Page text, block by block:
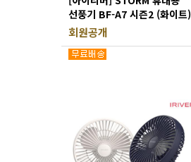
선풍기 BF-A7 시즌2 (화이트)
회원공개